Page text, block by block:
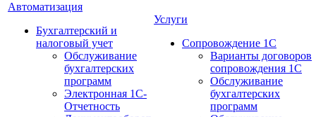
Автоматизация
Бухгалтерский и
налоговый учет
Обслуживание
бухгалтерских
программ
Электронная 1С-
Отчетность
Услуги
Сопровождение 1С
Варианты договоров
сопровождения 1С
Обслуживание
бухгалтерских
программ